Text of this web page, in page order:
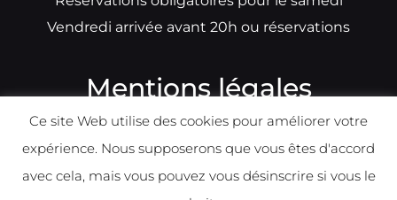
Vendredi arrivée avant 20h ou réservations
Mentions légales
Ce site Web utilise des cookies pour améliorer votre
expérience. Nous supposerons que vous êtes d'accord
avec cela, mais vous pouvez vous désinscrire si vous le